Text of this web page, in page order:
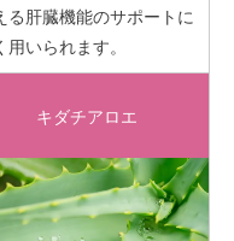
る肝臓機能のサポートに
用いられます。
キダチアロエ